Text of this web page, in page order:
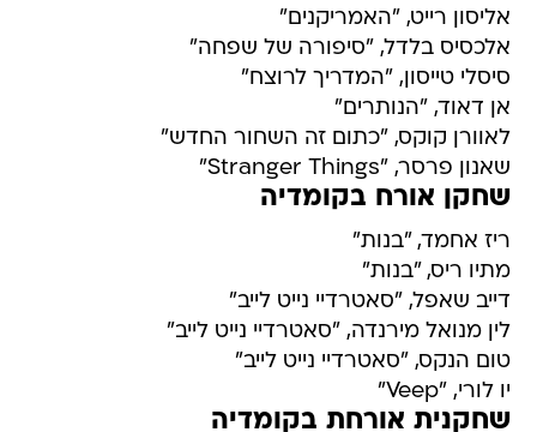
אליסון רייט, "האמריקנים"
אלכסיס בלדל, "סיפורה של שפחה"
סיסלי טייסון, "המדריך לרוצח"
אן דאוד, "הנותרים"
לאוורן קוקס, "כתום זה השחור החדש"
שאנון פרסר, "Stranger Things"
שחקן אורח בקומדיה
ריז אחמד, "בנות"
מתיו ריס, "בנות"
דייב שאפל, "סאטרדיי נייט לייב"
לין מנואל מירנדה, "סאטרדיי נייט לייב"
טום הנקס, "סאטרדיי נייט לייב"
יו לורי, "Veep"
שחקנית אורחת בקומדיה